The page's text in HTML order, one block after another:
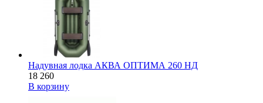
Надувная лодка АКВА ОПТИМА 260 НД
18 260
В корзину